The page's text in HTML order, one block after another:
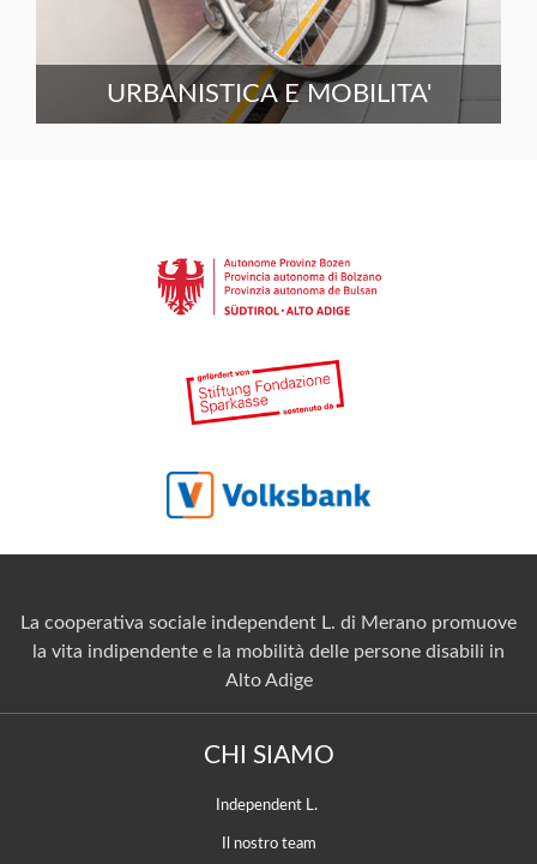
URBANISTICA E MOBILITA'
La cooperativa sociale independent L. di Merano promuove
la vita indipendente e la mobilità delle persone disabili in
Alto Adige
CHI SIAMO
Independent L.
Il nostro team